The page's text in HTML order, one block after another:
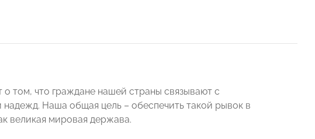
том, что граждане нашей страны связывают с
Наша общая цель – обеспечить такой рывок в
великая мировая держава.